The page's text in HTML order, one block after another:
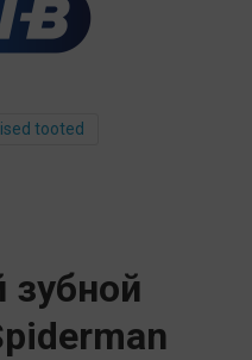
tooted
зубной